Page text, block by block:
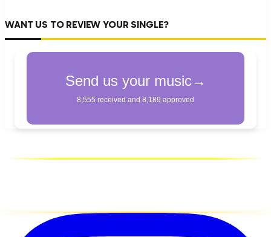
WANT US TO REVIEW YOUR SINGLE?